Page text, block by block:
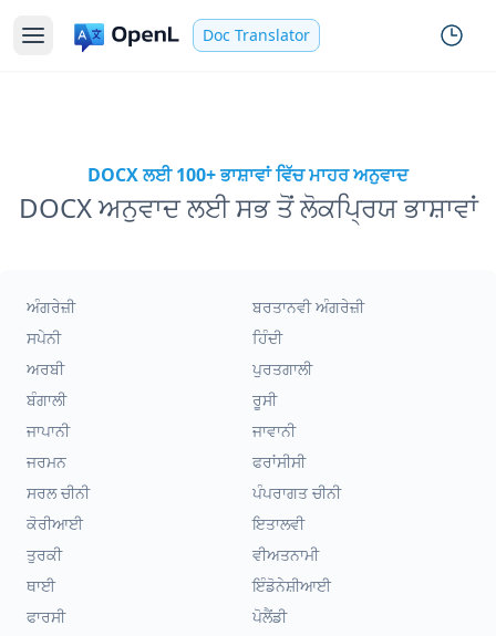
Doc Translator
DOCX ਲਈ 100+ ਭਾਸ਼ਾਵਾਂ ਵਿੱਚ ਮਾਹਰ ਅਨੁਵਾਦ
DOCX ਅਨੁਵਾਦ ਲਈ ਸਭ ਤੋਂ ਲੋਕਪ੍ਰਿਯ ਭਾਸ਼ਾਵਾਂ
ਅੰਗਰੇਜ਼ੀ
ਬਰਤਾਨਵੀ ਅੰਗਰੇਜ਼ੀ
ਸਪੇਨੀ
ਹਿੰਦੀ
ਅਰਬੀ
ਪੁਰਤਗਾਲੀ
ਬੰਗਾਲੀ
ਰੂਸੀ
ਜਾਪਾਨੀ
ਜਾਵਾਨੀ
ਜਰਮਨ
ਫਰਾਂਸੀਸੀ
ਸਰਲ ਚੀਨੀ
ਪੰਪਰਾਗਤ ਚੀਨੀ
ਕੋਰੀਆਈ
ਇਤਾਲਵੀ
ਤੁਰਕੀ
ਵੀਅਤਨਾਮੀ
ਥਾਈ
ਇੰਡੋਨੇਸ਼ੀਆਈ
ਫਾਰਸੀ
ਪੋਲੈਂਡੀ